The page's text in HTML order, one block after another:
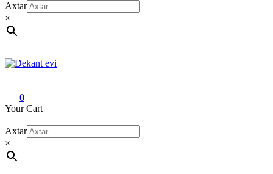
Axtar
×
0
Your Cart
Axtar
×